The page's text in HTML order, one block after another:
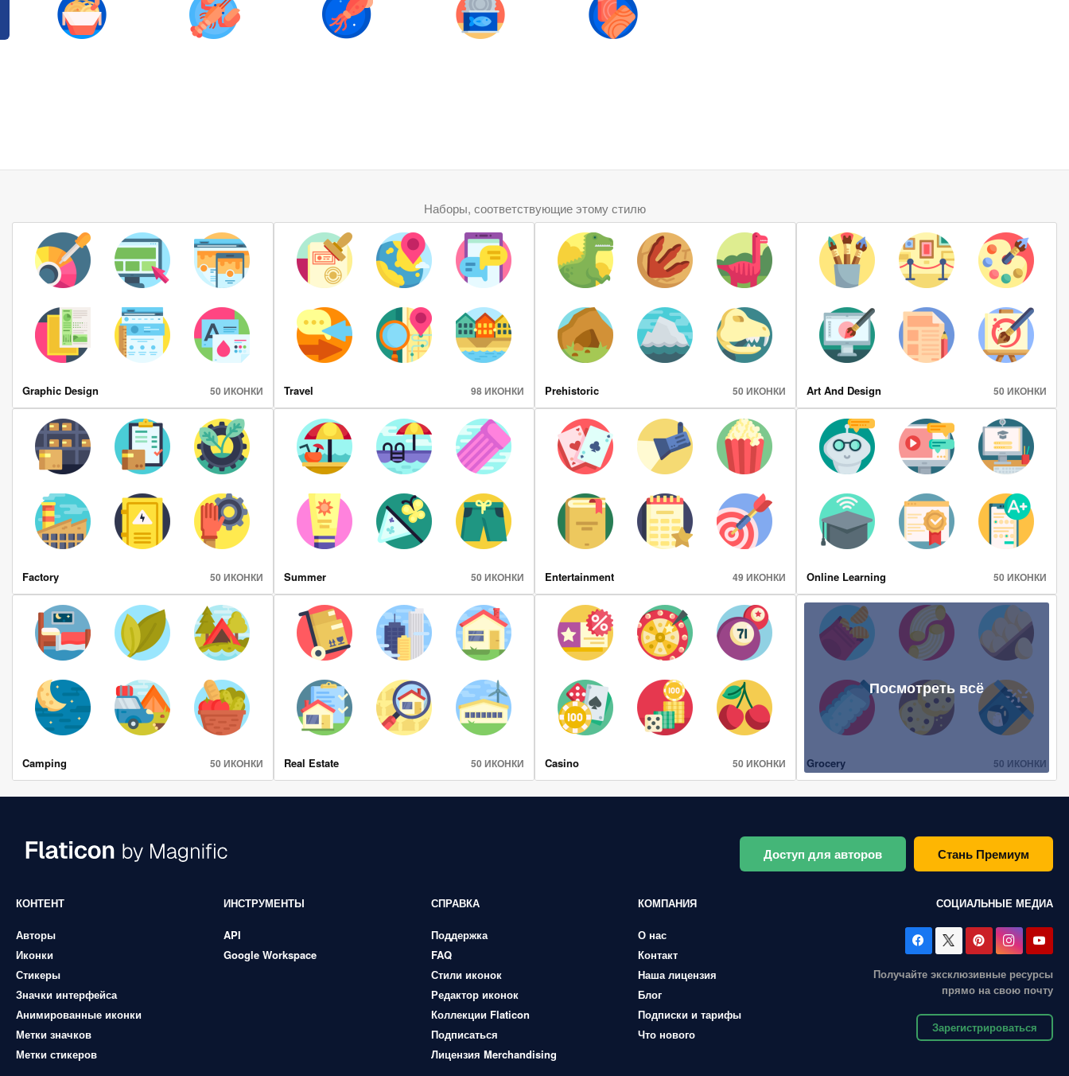
Наборы, соответствующие этому стилю
Graphic Design 50 ИКОНКИ Travel 98 ИКОНКИ Prehistoric 50 ИКОНКИ Art And Design 50 ИКОНКИ
Factory 50 ИКОНКИ Summer 50 ИКОНКИ Entertainment 49 ИКОНКИ Online Learning 50 ИКОНКИ
Camping 50 ИКОНКИ Real Estate 50 ИКОНКИ Casino 50 ИКОНКИ
Посмотреть всё
Grocery 50 ИКОНКИ
Доступ для авторов Стань Премиум
КОНТЕНТ
Авторы
Иконки
Стикеры
Значки интерфейса
Анимированные иконки
Метки значков
Метки стикеров
ИНСТРУМЕНТЫ
API
Google Workspace
СПРАВКА
Поддержка
FAQ
Стили иконок
Редактор иконок
Коллекции Flaticon
Подписаться
Лицензия Merchandising
КОМПАНИЯ
О нас
Контакт
Наша лицензия
Блог
Подписки и тарифы
Что нового
СОЦИАЛЬНЫЕ МЕДИА
Получайте эксклюзивные ресурсы
прямо на свою почту
Зарегистрироваться